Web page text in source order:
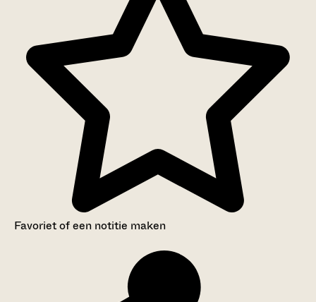
Favoriet of een notitie maken